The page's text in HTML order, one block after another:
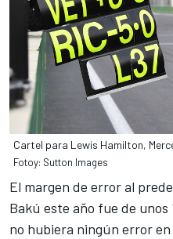
Cartel para Lewis Hamilton,
Fotoy: Sutton Images
El margen de error al
Bakú este año fue de unos
no hubiera ningún error